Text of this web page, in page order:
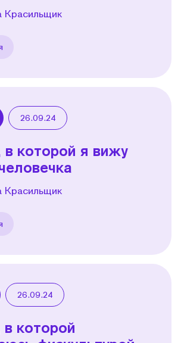
Красильщик
26.09.24
в которой я вижу
Красильщик
26.09.24
в которой